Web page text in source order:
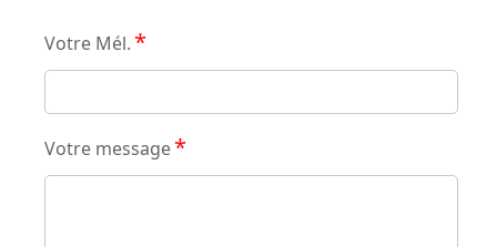
Votre Mél. *
Votre message*